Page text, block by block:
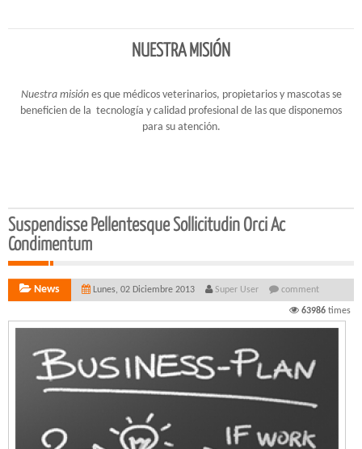
NUESTRA MISIÓN
Nuestra misiónes que médicos veterinarios, propietarios y mascotas se
beneficien de la tecnología y calidad profesional de las que disponemos
para su atención.
Suspendisse Pellentesque Sollicitudin Orci Ac
Condimentum
News Lunes, 02 Diciembre 2013 Super User comment
63986 times